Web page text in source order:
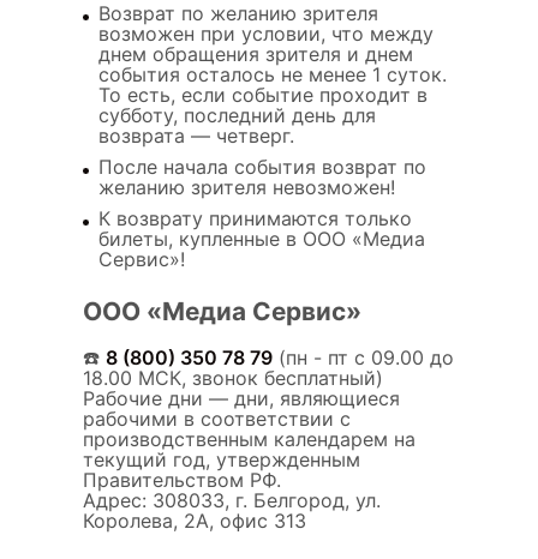
Возврат по желанию зрителя
возможен при условии, что между
днем обращения зрителя и днем
события осталось не менее 1 суток.
То есть, если событие проходит в
субботу, последний день для
возврата — четверг.
После начала события возврат по
желанию зрителя невозможен!
К возврату принимаются только
билеты, купленные в ООО «Медиа
Сервис»!
ООО «Медиа Сервис»
☎️ 8 (800) 350 78 79 (пн - пт с 09.00 до
18.00 МСК, звонок бесплатный)
Рабочие дни — дни, являющиеся
рабочими в соответствии с
производственным календарем на
текущий год, утвержденным
Правительством РФ.
Адрес: 308033, г. Белгород, ул.
Королева, 2А, офис 313